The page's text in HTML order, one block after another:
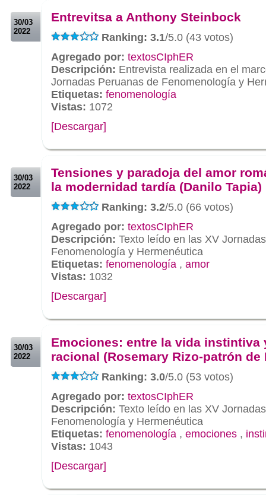
30/03
2022
Entrevitsa a Anthony Steinbock
Ranking: 3.1/5.0 (43 votos)
Agregado por: textosCIphER
Descripción: Entrevista realizada en el
Jornadas Peruanas de Fenomenología y
Etiquetas: fenomenología
Vistas: 1072
[Descargar]
30/03
2022
Tensiones y paradoja del amor
la modernidad tardía (Danilo Tapia)
Ranking: 3.2/5.0 (66 votos)
Agregado por: textosCIphER
Descripción: Texto leído en las XV
Fenomenología y Hermenéutica
Etiquetas: fenomenología , amor
Vistas: 1032
[Descargar]
30/03
2022
Emociones: entre la vida instintiva
racional (Rosemary Rizo-patrón de
Ranking: 3.0/5.0 (53 votos)
Agregado por: textosCIphER
Descripción: Texto leído en las XV
Fenomenología y Hermenéutica
Etiquetas: fenomenología , emociones ,
Vistas: 1043
[Descargar]